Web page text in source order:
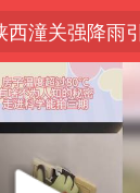
探寻“技能+”促就
台风“白海豚”影